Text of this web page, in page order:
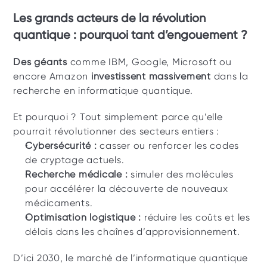
Les grands acteurs de la révolution
quantique : pourquoi tant d’engouement ?
Des géants comme IBM, Google, Microsoft ou
encore Amazon investissent massivement dans la
recherche en informatique quantique.
Et pourquoi ? Tout simplement parce qu’elle
pourrait révolutionner des secteurs entiers :
Cybersécurité : casser ou renforcer les codes
de cryptage actuels.
Recherche médicale : simuler des molécules
pour accélérer la découverte de nouveaux
médicaments.
Optimisation logistique : réduire les coûts et les
délais dans les chaînes d’approvisionnement.
D’ici 2030, le marché de l’informatique quantique